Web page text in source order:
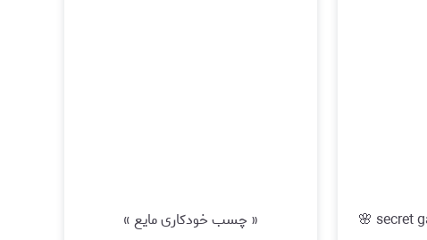
« چسب خودکاری مایع »